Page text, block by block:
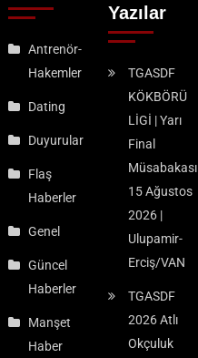
Antrenör-
Hakemler
Dating
Duyurular
Flaş
Haberler
Genel
Güncel
Haberler
Manşet
Haber
Yazılar
TGASDF
KÖKBÖRÜ
LİGİ | Yarı
Final
Müsabakası
15 Ağustos
2026 |
Ulupamir-
Erciş/VAN
TGASDF
2026 Atlı
Okçuluk